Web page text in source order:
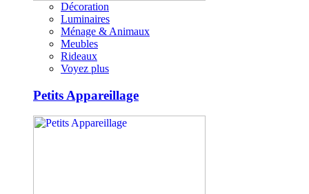
Décoration
Luminaires
Ménage & Animaux
Meubles
Rideaux
Voyez plus
Petits Appareillage